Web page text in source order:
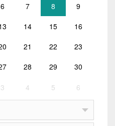
6 7 8 9
14 15 16
21 22 23
28 29 30
3 4 5 6